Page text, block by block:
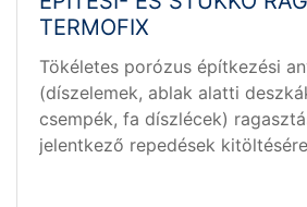
TERMOFIX
Tökéletes porózus építkezési
(díszelemek, ablak alatti
csempék, fa díszlécek)
jelentkező repedések